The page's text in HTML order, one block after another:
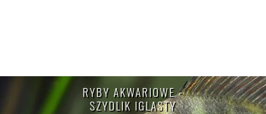
RYBY AKWARIOWE -
SZYDLIK IGLASTY